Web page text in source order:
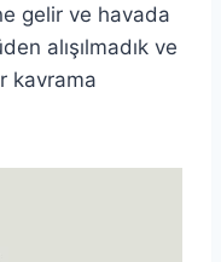
gelir ve havada
alışılmadık ve
kavrama